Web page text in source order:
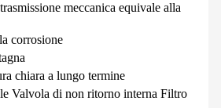
meccanica equivale alla
corrosione
chiara a lungo termine
Valvola di non ritorno interna Filtro